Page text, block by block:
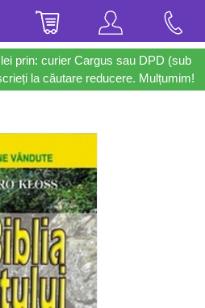
prin: curier Cargus sau DPD (sub
la căutare reducere. Mulțumim!